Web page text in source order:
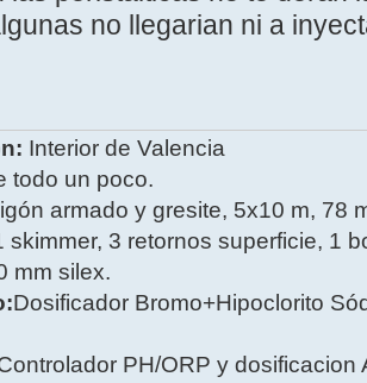
no llegarian ni a
Interior de Valencia
todo un poco.
armado y gresite, 5x10 m, 78
skimmer, 3 retornos superficie, 1
mm silex.
Dosificador Bromo+Hipoclorito
PH/ORP y dosificacion